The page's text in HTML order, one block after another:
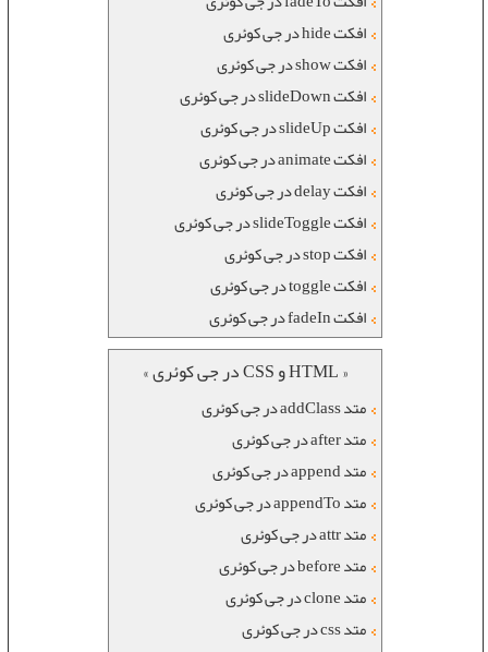
افکت hide در جی کوئری
افکت show در جی کوئری
افکت slideDown در جی کوئری
افکت slideUp در جی کوئری
افکت animate در جی کوئری
افکت delay در جی کوئری
افکت slideToggle در جی کوئری
افکت stop در جی کوئری
افکت toggle در جی کوئری
افکت fadeIn در جی کوئری
« HTML و CSS در جی کوئری »
متد addClass در جی کوئری
متد after در جی کوئری
متد append در جی کوئری
متد appendTo در جی کوئری
متد attr در جی کوئری
متد before در جی کوئری
متد clone در جی کوئری
متد css در جی کوئری